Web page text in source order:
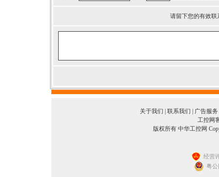
请留下您的有效
关于我们 联系我们 广告服务
工控网
版权所有 中华工控网
经营
粤公